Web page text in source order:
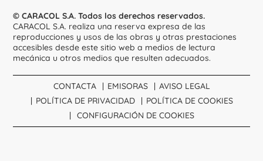
© CARACOL S.A. Todos los derechos reservados.
CARACOL S.A. realiza una reserva expresa de las
reproducciones y usos de las obras y otras prestaciones
accesibles desde este sitio web a medios de lectura
mecánica u otros medios que resulten adecuados.
CONTACTA EMISORAS
AVISO LEGAL
POLÍTICA DE PRIVACIDAD
POLÍTICA DE COOKIES
CONFIGURACIÓN DE COOKIES